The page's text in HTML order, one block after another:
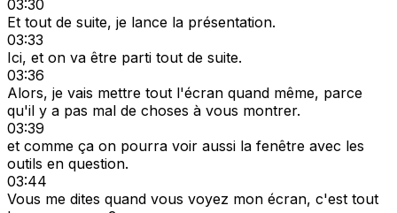
03:30
Et tout de suite, je lance la présentation.
03:33
Ici, et on va être parti tout de suite.
03:36
Alors, je vais mettre tout l'écran quand même, parce
qu'il y a pas mal de choses à vous montrer.
03:39
et comme ça on pourra voir aussi la fenêtre avec les
outils en question.
03:44
Vous me dites quand vous voyez mon écran, c'est tout